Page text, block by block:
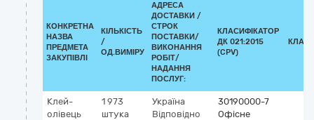
КОНКРЕТНА
НАЗВА
ПРЕДМЕТА
ЗАКУПІВЛІ
КІЛЬКІСТЬ
/
ОД.ВИМІРУ
АДРЕСА
ДОСТАВКИ /
СТРОК
ПОСТАВКИ/
ВИКОНАННЯ
РОБІТ/
НАДАННЯ
ПОСЛУГ:
КЛАСИФІКАТОР
ДК 021:2015
(CPV)
Клей-
олівець
1 973
штука
Україна
Відповідно
30190000-7
Офісне